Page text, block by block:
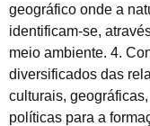
geográfico onde a
identificam-se,
meio ambiente. 4.
diversificados das
culturais,
políticas para a